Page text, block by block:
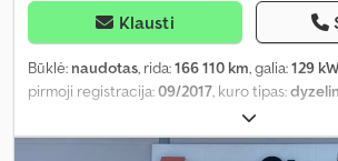
Klausti
Būklė: naudotas, rida:166 110 km, galia:129
pirmoji registracija:09/2017, kuro tipas:
, didžiausias leistinas svoris:
kg, padangos dydis:205 / 75 R 17,5, ašių